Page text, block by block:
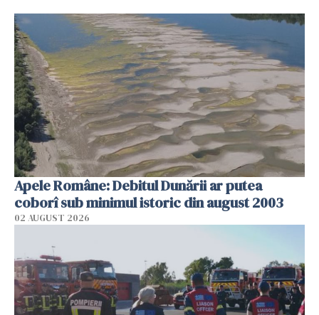
Apele Române: Debitul Dunării ar putea
coborî sub minimul istoric din august 2003
02 AUGUST 2026